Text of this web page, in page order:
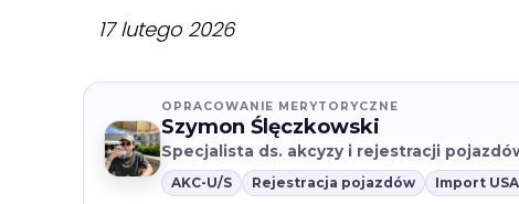
17 lutego 2026
OPRACOWANIE MERYTORYCZNE
Szymon Ślęczkowski
Specjalista ds. akcyzy i rejestracji
AKC-U/S Rejestracja pojazdów Import